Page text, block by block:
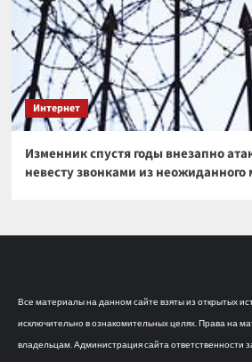
Интернет
Изменник спустя годы внезапно
невесту звонками из неожиданного
Все материалы на данном сайте взяты из открытых
исключительно в ознакомительных целях. Права на
владельцам. Администрация сайта ответственности